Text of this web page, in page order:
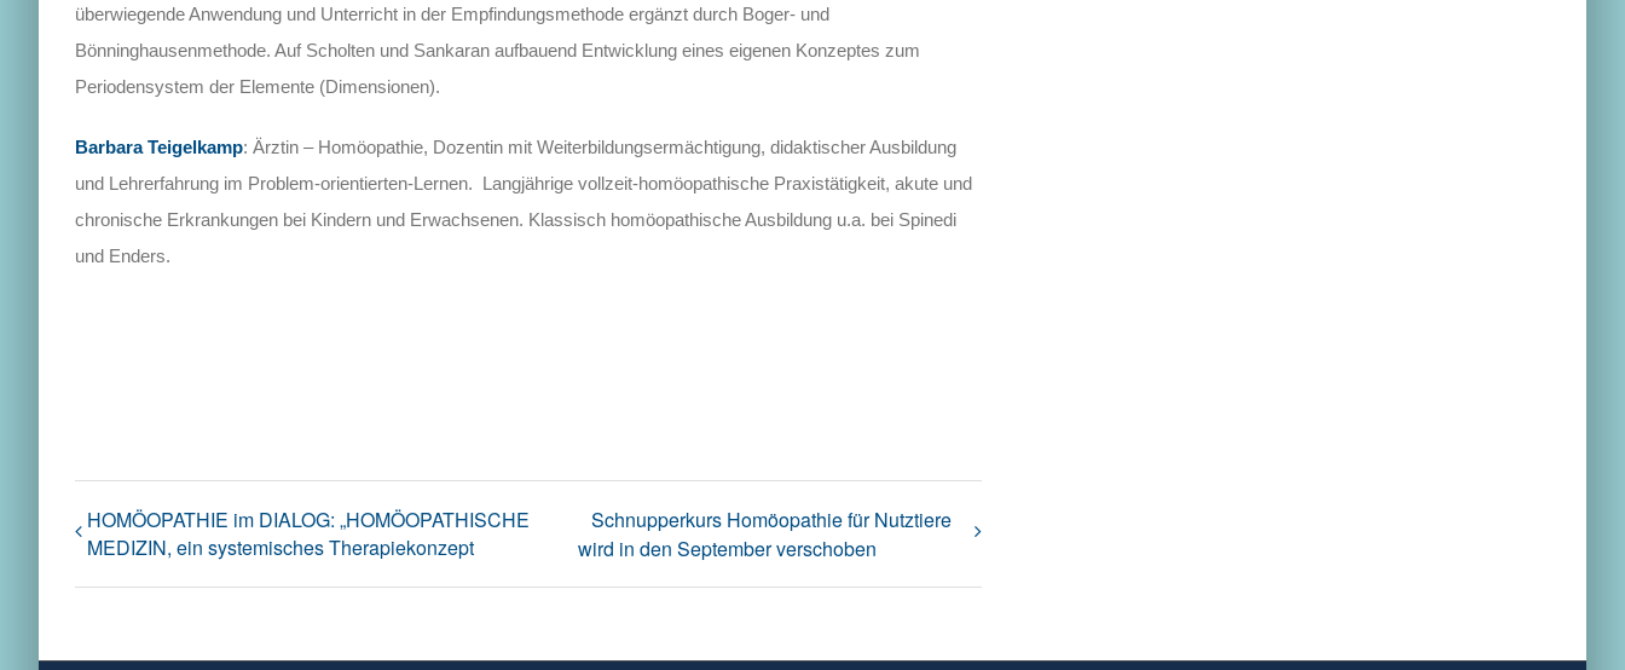
überwiegende Anwendung und Unterricht in der Empfindungsmethode ergänzt durch Boger- und
Bönninghausenmethode. Auf Scholten und Sankaran aufbauend Entwicklung eines eigenen Konzeptes zum
Periodensystem der Elemente (Dimensionen).
Barbara Teigelkamp: Ärztin – Homöopathie, Dozentin mit Weiterbildungsermächtigung, didaktischer Ausbildung
und Lehrerfahrung im Problem-orientierten-Lernen. Langjährige vollzeit-homöopathische Praxistätigkeit, akute und
chronische Erkrankungen bei Kindern und Erwachsenen. Klassisch homöopathische Ausbildung u.a. bei Spinedi
und Enders.
HOMÖOPATHIE im DIALOG: „HOMÖOPATHISCHE
MEDIZIN, ein systemisches Therapiekonzept
Schnupperkurs Homöopathie für Nutztiere
wird in den September verschoben